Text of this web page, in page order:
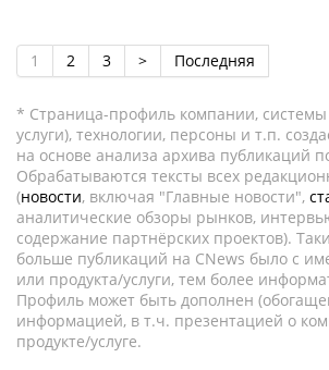
1 2 3 > Последняя
* Страница-профиль компании, системы
услуги), технологии, персоны и т.п.
на основе анализа архива публикаций
Обрабатываются тексты всех
(новости, включая "Главные новости",
аналитические обзоры рынков,
содержание партнёрских проектов).
больше публикаций на CNews было с
или продукта/услуги, тем более
Профиль может быть дополнен
информацией, в т.ч. презентацией о
продукте/услуге.